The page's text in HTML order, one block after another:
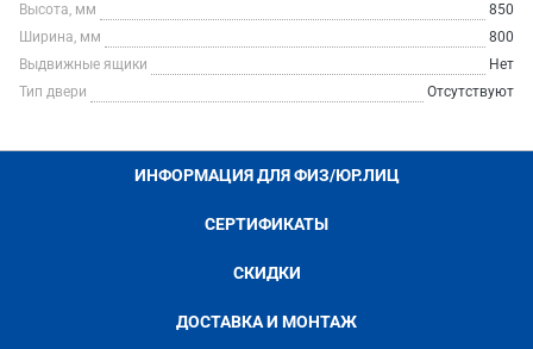
Высота, мм
850
Ширина, мм
800
Выдвижные ящики
Нет
Тип двери
Отсутствуют
ИНФОРМАЦИЯ ДЛЯ ФИЗ/ЮР.ЛИЦ
СЕРТИФИКАТЫ
СКИДКИ
ДОСТАВКА И МОНТАЖ